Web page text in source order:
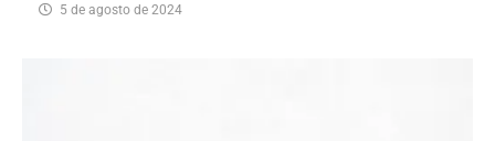
5 de agosto de 2024